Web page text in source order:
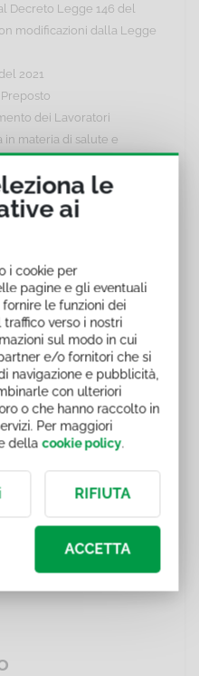
Decreto Legge 146 del
modificazioni dalla Legge
2021
dei Lavoratori
in materia di salute e
lavoro
dell'attività
in e-
-
già dirigente del Ministero
Presidente del Casellario
ministeriale in
Autore di oltre 100
e associazioni. Dirige i
su conformità normativa,
per infortuni sul
le
ai
i cookie per
pagine e gli eventuali
le funzioni dei
verso i nostri
sul modo in cui
e/o fornitori che si
navigazione e pubblicità,
con ulteriori
o che hanno raccolto in
Per maggiori
dellacookie policy.
RIFIUTA
ACCETTA